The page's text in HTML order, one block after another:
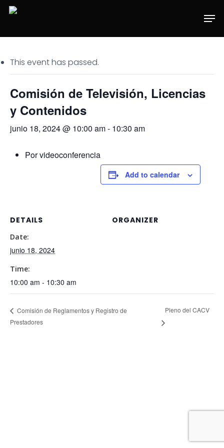
Skip
content
This event has passed.
Comisión de Televisión, Licencias
y Contenidos
junio 18, 2024 @ 10:00 am- 10:30 am
Por videoconferencia
Add to calendar
DETAILS
Date:
junio 18, 2024
Time:
10:00 am - 10:30 am
ORGANIZER
Comisión de Reglamentos y Registro de
Prestadores
Pleno del CACV